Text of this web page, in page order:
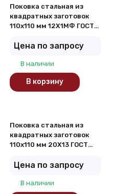
Поковка стальная из
квадратных заготовок
110х110 мм 12Х1МФ ГОСТ
Цена по запросу
В наличии
В корзину
Поковка стальная из
квадратных заготовок
110х110 мм 20Х13 ГОСТ
Цена по запросу
В наличии